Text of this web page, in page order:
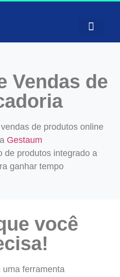
Vendas de
de produtos online
Gestaum
de produtos integrado a
ganhar tempo
você
uma ferramenta